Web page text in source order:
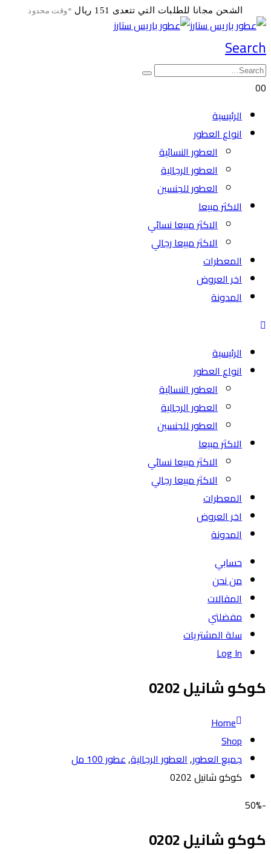
الشحن مجانا للطلبات التي تتعدى 151 ريال *وقت محدود
Search
00
الرئيسية
انواع العطور
العطور النسائية
العطور الرجالية
العطور للجنسين
الاكثر مبيعا
الاكثر مبيعا نسائي
الاكثر مبيعا رجالي
المعطرات
اخر العروض
المدونة
الرئيسية
انواع العطور
العطور النسائية
العطور الرجالية
العطور للجنسين
الاكثر مبيعا
الاكثر مبيعا نسائي
الاكثر مبيعا رجالي
المعطرات
اخر العروض
المدونة
حسابي
من نحن
المقالات
مفضلتي
سلة المشتريات
Log In
كوكو شانيل 0202
Home
Shop
جميع العطور,العطور الرجالية,عطور 100 مل
كوكو شانيل 0202
-50%
كوكو شانيل 0202